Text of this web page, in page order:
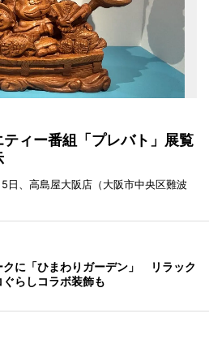
ィー番組「プレバト」展覧
日、高島屋大阪店（大阪市中央区難波
クに「ひまわりガーデン」 リラック
らしコラボ装飾も